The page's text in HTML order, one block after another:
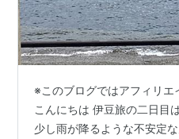
※このブログではアフィリエ
こんにちは 伊豆旅の二日目
少し雨が降るような不安定